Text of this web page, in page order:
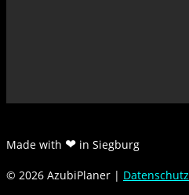
Made with ❤ in Siegburg
© 2026 AzubiPlaner | Datenschutz